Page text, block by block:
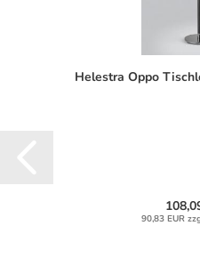
Helestra Oppo
90,83 EUR